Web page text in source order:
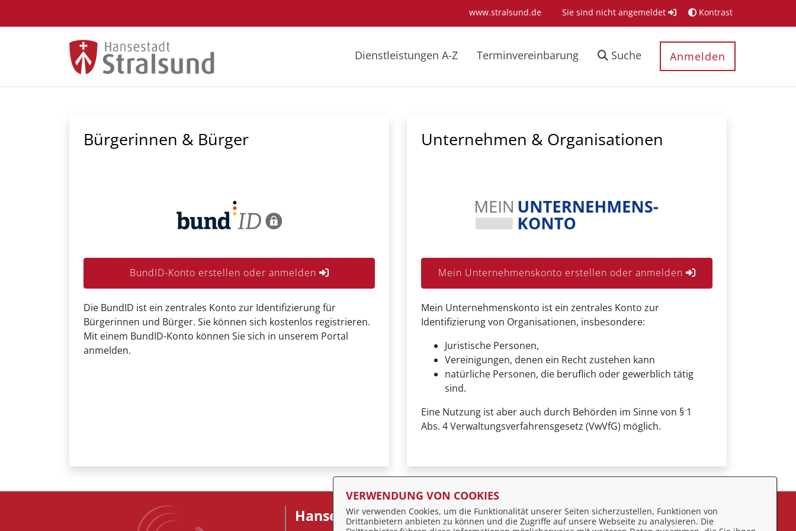
www.stralsund.de Sie sind nicht angemeldet Kontrast
Dienstleistungen A-Z Terminvereinbarung Suche Anmelden
Bürgerinnen & Bürger
BundID-Konto erstellen oder anmelden
Die BundID ist ein zentrales Konto zur Identifizierung für
Bürgerinnen und Bürger. Sie können sich kostenlos registrieren.
Mit einem BundID-Konto können Sie sich in unserem Portal
anmelden.
Unternehmen & Organisationen
Mein Unternehmenskonto erstellen oder anmelden
Mein Unternehmenskonto ist ein zentrales Konto zur
Identifizierung von Organisationen, insbesondere:
Juristische Personen,
Vereinigungen, denen ein Recht zustehen kann
natürliche Personen, die beruflich oder gewerblich tätig
sind.
Eine Nutzung ist aber auch durch Behörden im Sinne von § 1
Abs. 4 Verwaltungsverfahrensgesetz (VwVfG) möglich.
Hansestadt Stralsund Feedback
VERWENDUNG VON COOKIES
Wir verwenden Cookies, um die Funktionalität unserer Seiten sicherzustellen, Funktionen von
Drittanbietern anbieten zu können und die Zugriffe auf unsere Webseite zu analysieren. Die